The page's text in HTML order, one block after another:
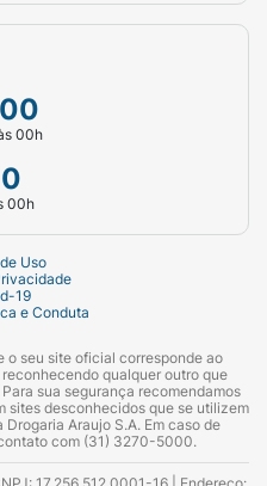
00h
00h
Uso
19
e Conduta
o seu site oficial corresponde ao
qualquer outro que
sua segurança recomendamos
sites desconhecidos que se utilizem
Araujo S.A. Em caso de
com (31) 3270-5000.